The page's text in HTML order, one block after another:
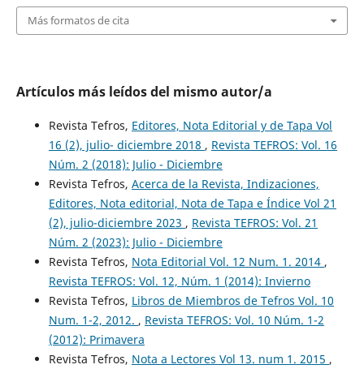
Más formatos de cita
Artículos más leídos del mismo autor/a
Revista Tefros, Editores, Nota Editorial y de Tapa Vol
16 (2), julio- diciembre 2018 , Revista TEFROS: Vol. 16
Núm. 2 (2018): Julio - Diciembre
Revista Tefros, Acerca de la Revista, Indizaciones,
Editores, Nota editorial, Nota de Tapa e Índice Vol 21
(2), julio-diciembre 2023 , Revista TEFROS: Vol. 21
Núm. 2 (2023): Julio - Diciembre
Revista Tefros, Nota Editorial Vol. 12 Num. 1. 2014 ,
Revista TEFROS: Vol. 12, Núm. 1 (2014): Invierno
Revista Tefros, Libros de Miembros de Tefros Vol. 10
Num. 1-2, 2012. , Revista TEFROS: Vol. 10 Núm. 1-2
(2012): Primavera
Revista Tefros, Nota a Lectores Vol 13. num 1. 2015 ,